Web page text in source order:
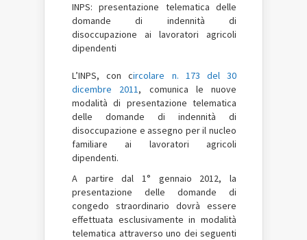
INPS: presentazione telematica delle
domande di indennità di
disoccupazione ai lavoratori agricoli
dipendenti
L’INPS, con circolare n. 173 del 30
dicembre 2011, comunica le nuove
modalità di presentazione telematica
delle domande di indennità di
disoccupazione e assegno per il nucleo
familiare ai lavoratori agricoli
dipendenti.
A partire dal 1° gennaio 2012, la
presentazione delle domande di
congedo straordinario dovrà essere
effettuata esclusivamente in modalità
telematica attraverso uno dei seguenti